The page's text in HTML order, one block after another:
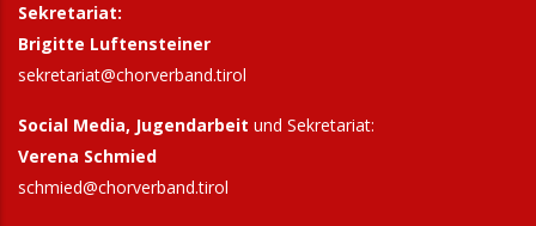
Sekretariat:
Brigitte Luftensteiner
sekretariat@chorverband.tirol
Social Media, Jugendarbeit und Sekretariat:
Verena Schmied
schmied@chorverband.tirol